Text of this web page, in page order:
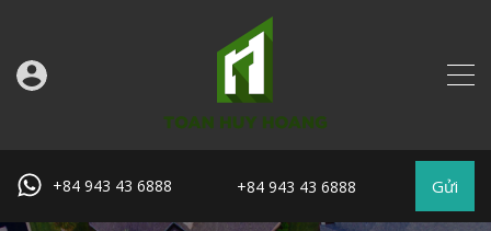
+84 943 43 6888 +84 943 43 6888 Gửi